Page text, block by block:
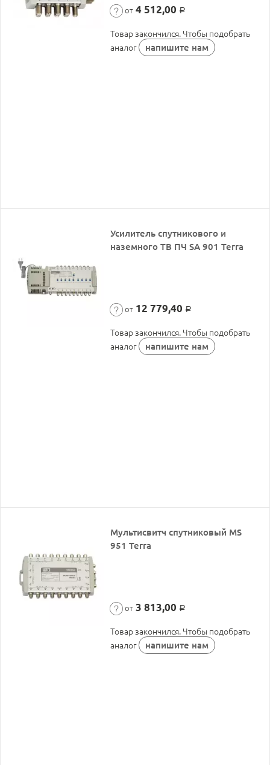
от 4 512,00 Р
Товар закончился. Чтобы подобрать
аналог
напишите нам
Усилитель спутникового и
наземного ТВ ПЧ SA 901 Terra
от 12 779,40 Р
Товар закончился. Чтобы подобрать
аналог
напишите нам
Мультисвитч спутниковый MS
951 Terra
от 3 813,00 Р
Товар закончился. Чтобы подобрать
аналог
напишите нам